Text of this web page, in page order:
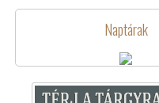
Naptárak